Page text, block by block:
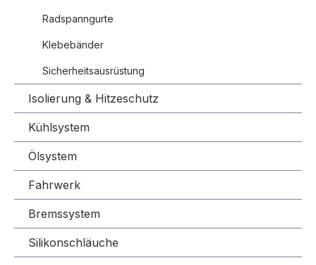
Radspanngurte
Klebebänder
Sicherheitsausrüstung
Isolierung & Hitzeschutz
Kühlsystem
Ölsystem
Fahrwerk
Bremssystem
Silikonschläuche